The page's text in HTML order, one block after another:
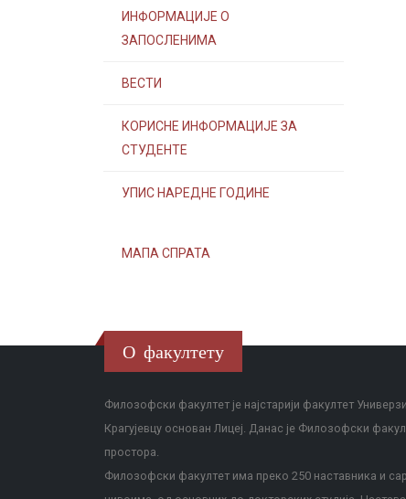
ИНФОРМАЦИЈЕ О
ЗАПОСЛЕНИМА
ВЕСТИ
КОРИСНЕ ИНФОРМАЦИЈЕ ЗА
СТУДЕНТЕ
УПИС НАРЕДНЕ ГОДИНЕ
МАПА СПРАТА
О факултету
Филозофски факултет је најстарији факултет
Крагујевцу основан Лицеј. Данас је Филозофски
простора.
Филозофски факултет има преко 250 наставника и